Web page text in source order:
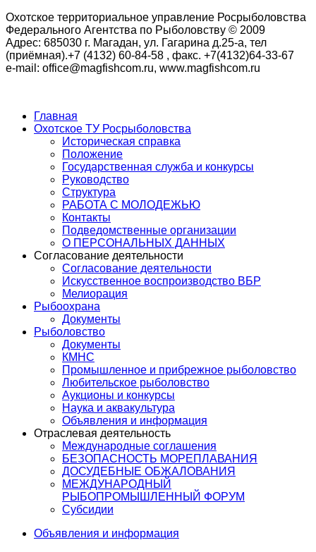
Охотское территориальное управление Росрыболовства
Федерального Агентства по Рыболовству © 2009
Адрес: 685030 г. Магадан, ул. Гагарина д.25-а, тел
(приёмная).+7 (4132) 60-84-58 , факс. +7(4132)64-33-67
e-mail: office@magfishcom.ru, www.magfishcom.ru
Главная
Охотское ТУ Росрыболовства
Историческая справка
Положение
Государственная служба и конкурсы
Руководство
Структура
РАБОТА С МОЛОДЕЖЬЮ
Контакты
Подведомственные организации
О ПЕРСОНАЛЬНЫХ ДАННЫХ
Согласование деятельности
Согласование деятельности
Искусственное воспроизводство ВБР
Мелиорация
Рыбоохрана
Документы
Рыболовство
Документы
КМНС
Промышленное и прибрежное рыболовство
Любительское рыболовство
Аукционы и конкурсы
Наука и аквакультура
Объявления и информация
Отраслевая деятельность
Международные соглашения
БЕЗОПАСНОСТЬ МОРЕПЛАВАНИЯ
ДОСУДЕБНЫЕ ОБЖАЛОВАНИЯ
МЕЖДУНАРОДНЫЙ
РЫБОПРОМЫШЛЕННЫЙ ФОРУМ
Субсидии
Объявления и информация